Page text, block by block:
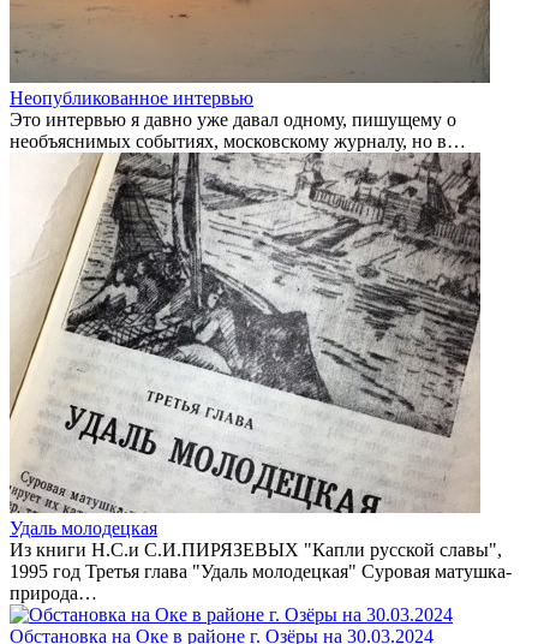
Неопубликованное интервью
Это интервью я давно уже давал одному, пишущему о
необъяснимых событиях, московскому журналу, но в…
Удаль молодецкая
Из книги Н.С.и С.И.ПИРЯЗЕВЫХ "Капли русской славы",
1995 год Третья глава "Удаль молодецкая" Суровая матушка-
природа…
Обстановка на Оке в районе г. Озёры на 30.03.2024